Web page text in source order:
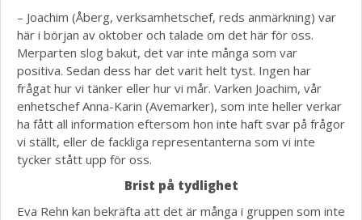
– Joachim (Åberg, verksamhetschef, reds anmärkning) var
här i början av oktober och talade om det här för oss.
Merparten slog bakut, det var inte många som var
positiva. Sedan dess har det varit helt tyst. Ingen har
frågat hur vi tänker eller hur vi mår. Varken Joachim, vår
enhetschef Anna-Karin (Avemarker), som inte heller verkar
ha fått all information eftersom hon inte haft svar på frågor
vi ställt, eller de fackliga representanterna som vi inte
tycker stått upp för oss.
Brist på tydlighet
Eva Rehn kan bekräfta att det är många i gruppen som inte